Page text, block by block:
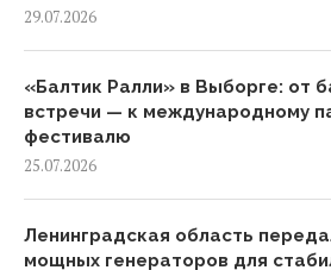
29.07.2026
«Балтик Ралли» в Выборге: от
встречи — к международному
фестивалю
25.07.2026
Ленинградская область
мощных генераторов для